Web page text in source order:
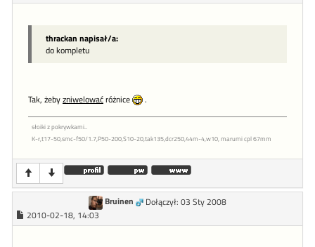
thrackan napisał/a:
do kompletu
Tak, żebyzniwelowaćróżnice .
słoiki z pokrywkami..
K-r,t17-50,smc-f50/1.7,P50-200,S10-20,tak135,dcr250,44m-4,w10, marumi cpl 67mm
Bruinen
Dołączył: 03 Sty 2008
2010-02-18, 14:03